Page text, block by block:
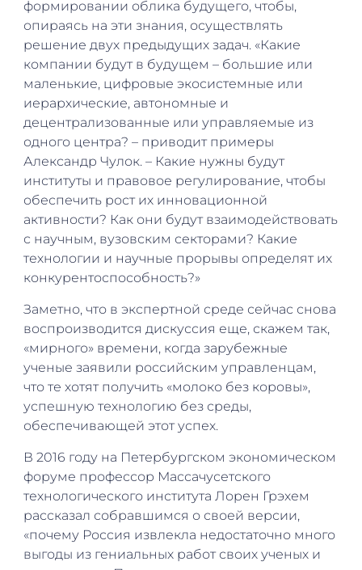
формировании облика будущего, чтобы,
опираясь на эти знания, осуществлять
решение двух предыдущих задач. «Какие
компании будут в будущем – большие или
маленькие, цифровые экосистемные или
иерархические, автономные и
децентрализованные или управляемые из
одного центра? – приводит примеры
Александр Чулок. – Какие нужны будут
институты и правовое регулирование, чтобы
обеспечить рост их инновационной
активности? Как они будут взаимодействовать
с научным, вузовским секторами? Какие
технологии и научные прорывы определят их
конкурентоспособность?»
Заметно, что в экспертной среде сейчас снова
воспроизводится дискуссия еще, скажем так,
«мирного» времени, когда зарубежные
ученые заявили российским управленцам,
что те хотят получить «молоко без коровы»,
успешную технологию без среды,
обеспечивающей этот успех.
В 2016 году на Петербургском экономическом
форуме профессор Массачусетского
технологического института Лорен Грэхем
рассказал собравшимся о своей версии,
«почему Россия извлекла недостаточно много
выгоды из гениальных работ своих ученых и